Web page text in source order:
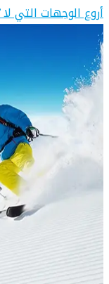
أروع الوجهات التي